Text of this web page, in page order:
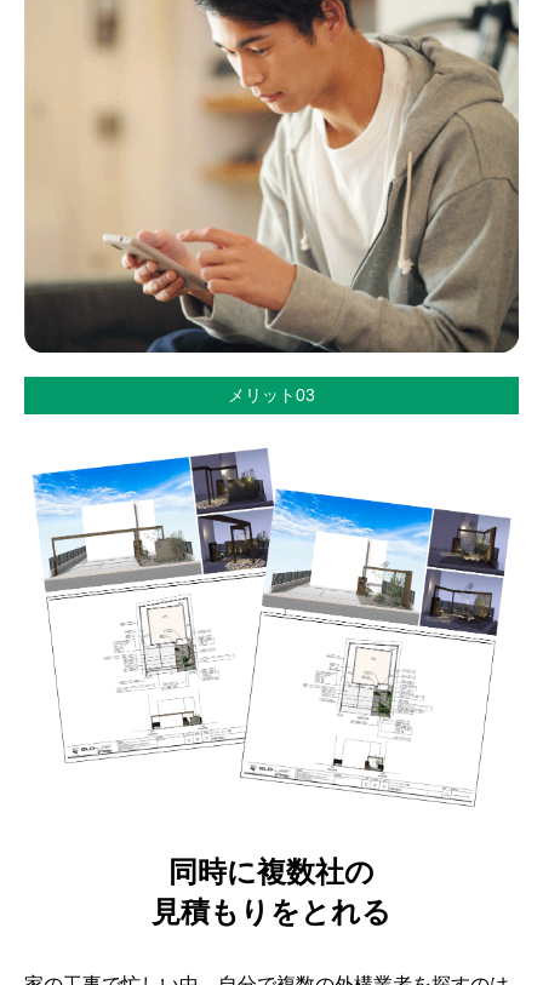
メリット03
同時に複数社の
見積もりをとれる